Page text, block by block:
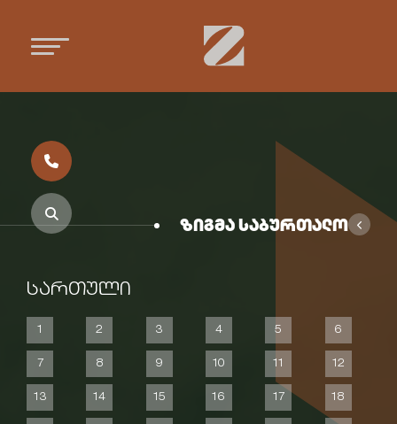
ზიგმა საბურთალო
სართული
1 2 3 4 5 6
7 8 9 10 11 12
13 14 15 16 17 18